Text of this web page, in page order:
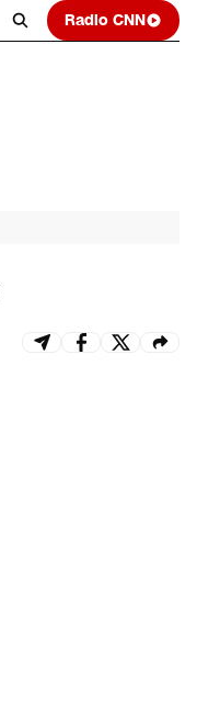
Radio CNN